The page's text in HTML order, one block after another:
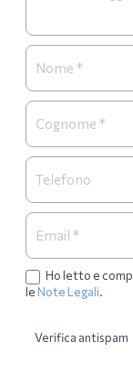
Ho letto e
le Note Legali.
Verifica antispam